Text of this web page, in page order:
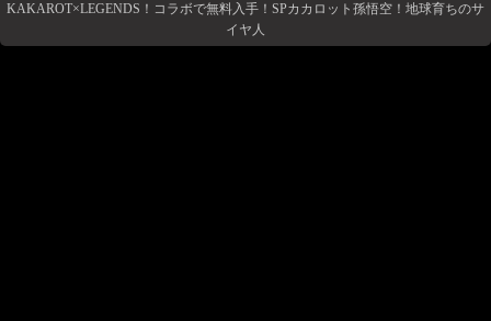
KAKAROT×LEGENDS！コラボで無料入手！SPカカロット孫悟空！地球育ちのサ
イヤ人